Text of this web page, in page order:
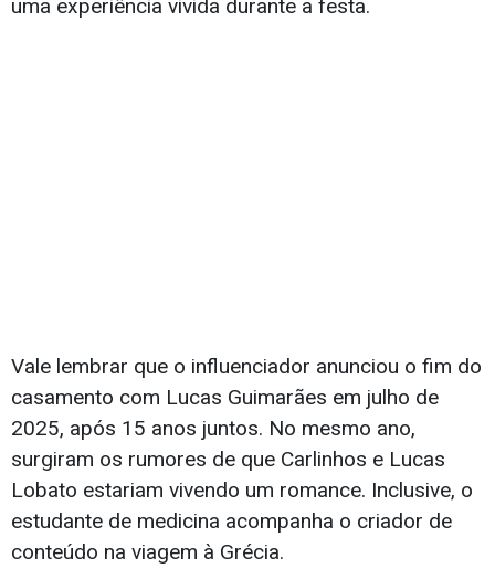
uma experiência vivida durante a festa.
Vale lembrar que o influenciador anunciou o fim do
casamento com Lucas Guimarães em julho de
2025, após 15 anos juntos. No mesmo ano,
surgiram os rumores de que Carlinhos e Lucas
Lobato estariam vivendo um romance. Inclusive, o
estudante de medicina acompanha o criador de
conteúdo na viagem à Grécia.